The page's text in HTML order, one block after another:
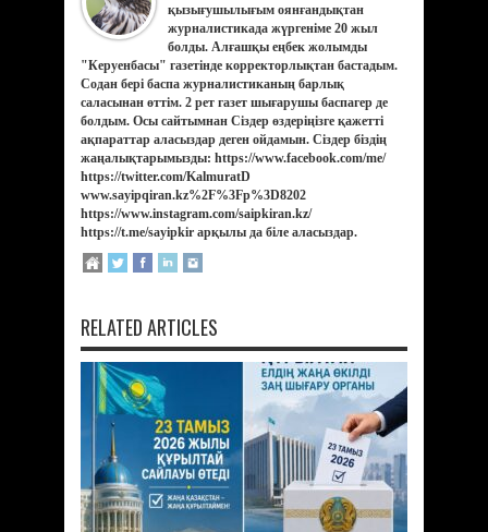
қызығушылығым оянғандықтан
журналистикада жүргеніме 20 жыл
болды. Алғашқы еңбек жолымды
"Керуенбасы" газетінде корректорлықтан бастадым.
Содан бері баспа журналистиканың барлық
саласынан өттім. 2 рет газет шығарушы баспагер де
болдым. Осы сайтымнан Сіздер өздеріңізге қажетті
ақпараттар аласыздар деген ойдамын. Сіздер біздің
жаңалықтарымызды: https://www.facebook.com/me/
https://twitter.com/KalmuratD
www.sayipqiran.kz%2F%3Fp%3D8202
https://www.instagram.com/saipkiran.kz/
https://t.me/sayipkir арқылы да біле аласыздар.
RELATED ARTICLES